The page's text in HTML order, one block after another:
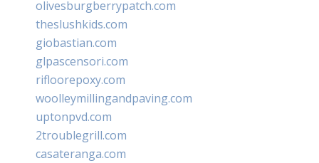
olivesburgberrypatch.com
theslushkids.com
giobastian.com
glpascensori.com
rifloorepoxy.com
woolleymillingandpaving.com
uptonpvd.com
2troublegrill.com
casateranga.com